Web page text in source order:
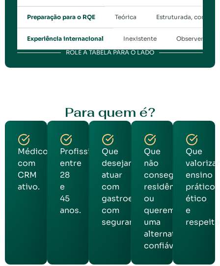
Preparação para o RQE Teórica Estruturada,
Experiência internacional Inexistente
Observership
ROLE A TABELA PARA O LADO
Para quem é?
Médicos
com
CRM
ativo.
Profissionais
entre
28
e
45
anos.
Que
desejam
atuar
com
gastroenterologia
com
segurança.
Que
não
conseguiram
residência
ou
querem
uma
alternativa
confiável.
Que
ensino
prático,
ético
e